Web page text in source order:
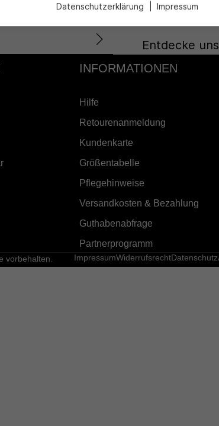
Entdecke
INFORMATIONEN
Hilfe
Retourenanmeldung
Kundenkarte
Größentabelle
Pflegehinweise
Versandkosten & Bezahlung
Guthabenabfrage
Partnerprogramm
vorbehalten. ImpressumWiderrufsrechtDatenschutz
Datenschutzerklärung Impressum